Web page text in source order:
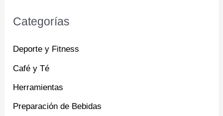
Categorías
Deporte y Fitness
Café y Té
Herramientas
Preparación de Bebidas